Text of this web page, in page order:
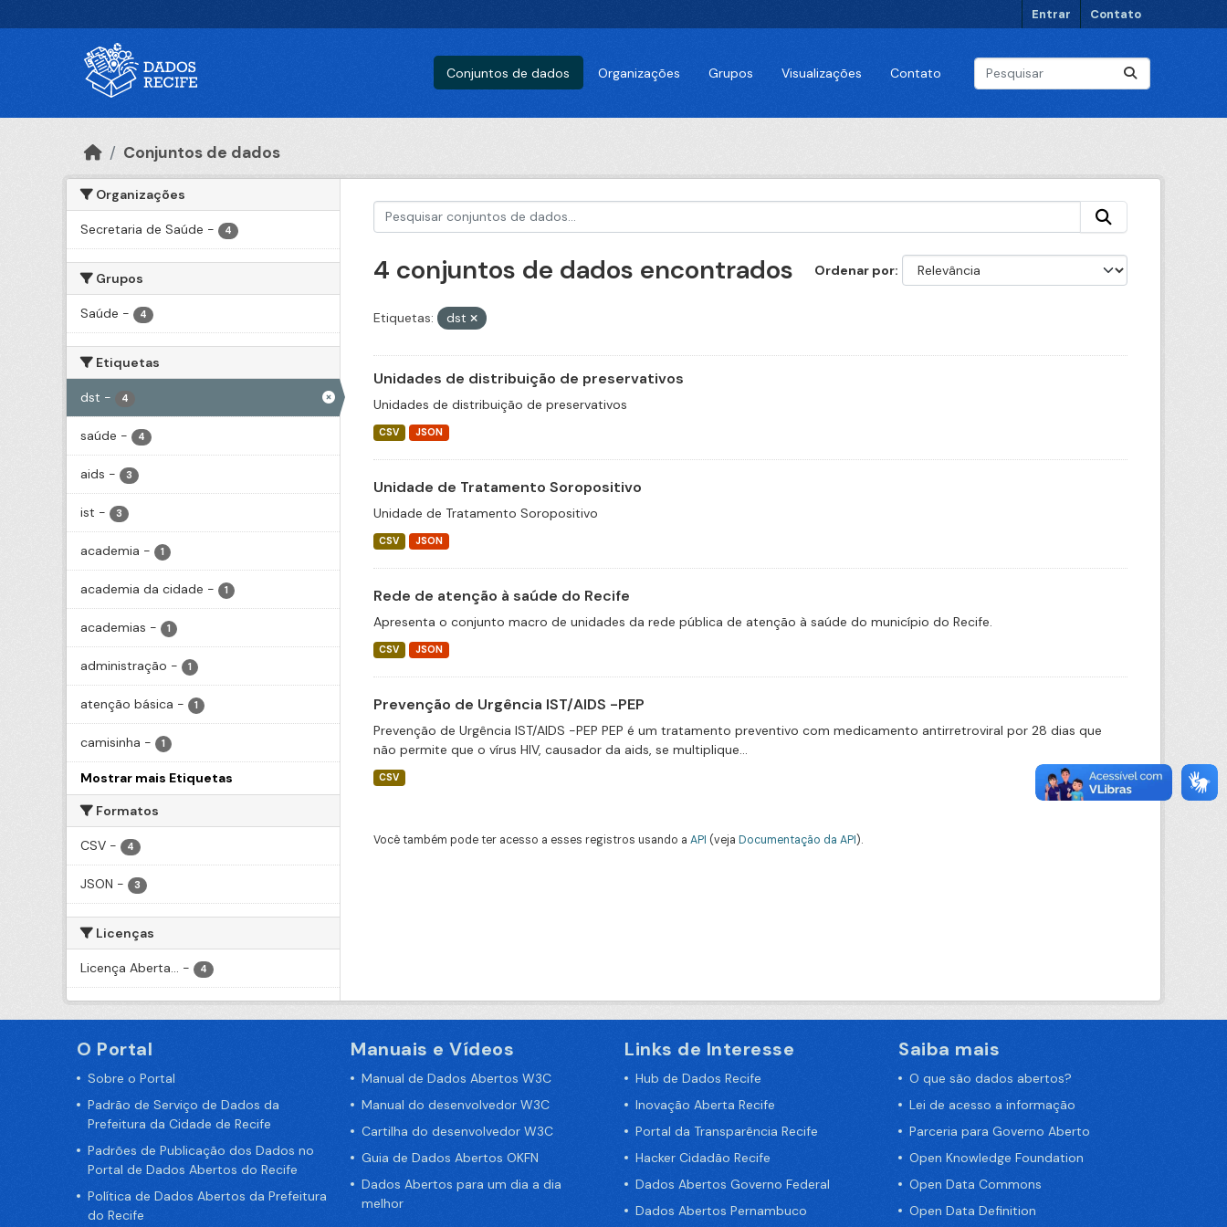
Entrar Contato
Conjuntos de dados Organizações Grupos Visualizações Contato
Conjuntos de dados
Organizações
Secretaria de Saúde - 4
Grupos
Saúde - 4
Etiquetas
dst - 4
saúde - 4
aids - 3
ist - 3
academia - 1
academia da cidade - 1
academias - 1
administração - 1
atenção básica - 1
camisinha - 1
Mostrar mais Etiquetas
Formatos
CSV - 4
JSON - 3
Licenças
Licença Aberta... - 4
Ordenar por
4 conjuntos de dados encontrados
Etiquetas: dst
Unidades de distribuição de preservativos
Unidades de distribuição de preservativos
CSV JSON
Unidade de Tratamento Soropositivo
Unidade de Tratamento Soropositivo
CSV JSON
Rede de atenção à saúde do Recife
Apresenta o conjunto macro de unidades da rede pública de atenção à saúde do município do Recife.
CSV JSON
Prevenção de Urgência IST/AIDS -PEP
Prevenção de Urgência IST/AIDS -PEP PEP é um tratamento preventivo com medicamento antirretroviral por 28 dias que
não permite que o vírus HIV, causador da aids, se multiplique...
CSV
Você também pode ter acesso a esses registros usando a API (veja Documentação da API).
O Portal
Sobre o Portal
Padrão de Serviço de Dados da
Prefeitura da Cidade de Recife
Padrões de Publicação dos Dados no
Portal de Dados Abertos do Recife
Política de Dados Abertos da Prefeitura
do Recife
Manuais e Vídeos
Manual de Dados Abertos W3C
Manual do desenvolvedor W3C
Cartilha do desenvolvedor W3C
Guia de Dados Abertos OKFN
Dados Abertos para um dia a dia
melhor
Links de Interesse
Hub de Dados Recife
Inovação Aberta Recife
Portal da Transparência Recife
Hacker Cidadão Recife
Dados Abertos Governo Federal
Dados Abertos Pernambuco
Saiba mais
O que são dados abertos?
Lei de acesso a informação
Parceria para Governo Aberto
Open Knowledge Foundation
Open Data Commons
Open Data Definition